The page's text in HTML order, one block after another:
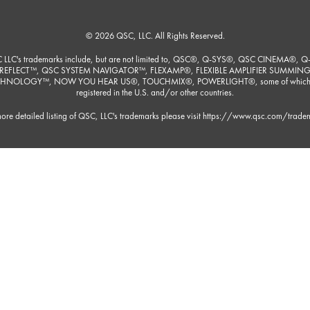
© 2026 QSC, LLC. All Rights Reserved.
LLC's trademarks include, but are not limited to, QSC®, Q-SYS®, QSC CINEMA®,
REFLECT™, QSC SYSTEM NAVIGATOR™, FLEXAMP®, FLEXIBLE AMPLIFIER SUMMING
NOW YOU HEAR US®, TOUCHMIX®, POWERLIGHT®, some of
registered in the U.S. and/or other countries.
detailed listing of QSC, LLC's trademarks please visit https://www.qsc.com/